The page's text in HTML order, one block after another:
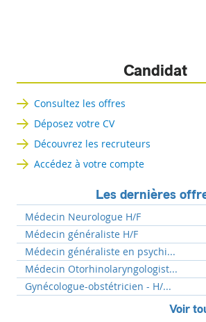
Candidat
Consultez les offres
Déposez votre CV
Découvrez les recruteurs
Accédez à votre compte
Les dernières
Médecin Neurologue H/F
Médecin généraliste H/F
Médecin généraliste en psychi...
Médecin Otorhinolaryngologist...
Gynécologue-obstétricien - H/...
Voir